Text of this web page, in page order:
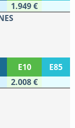
1.949 €
E10
E85
2.008 €